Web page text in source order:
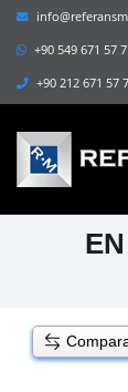
+90 549 671 57
+90 212 671 57